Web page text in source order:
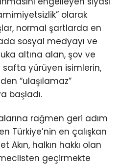
olarak
normal şartlarda en
sosyal medyayı ve
altına alan, şov ve
safta yürüyen isimlerin,
“ulaşılamaz”
başladı.
rağmen geri adım
Türkiye’nin en çalışkan
Akın, halkın hakkı olan
geçirmekte